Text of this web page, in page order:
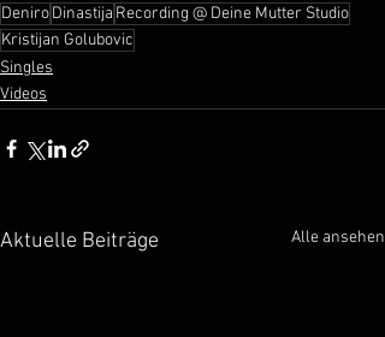
DeniroDinastija Recording @ Deine Mutter Studio
Kristijan Golubovic
Singles
Videos
Aktuelle Beiträge Alle ansehen